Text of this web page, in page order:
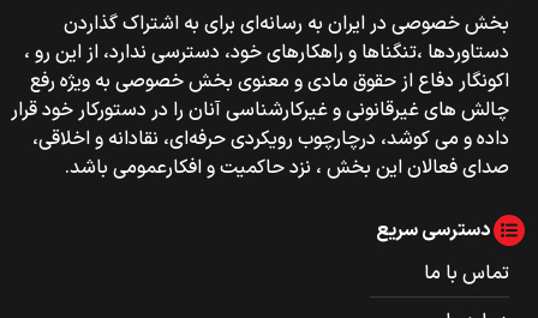
بخش خصوصی‌‌ در ایران به رسانه‌ای برای به اشتراک گذاردن
دستاوردها ،تنگناها و راهکارهای خود، دسترسی ندارد، از این رو ،
اکونگار دفاع از حقوق مادی و معنوی بخش خصوصی به ویژه رفع
چالش های غیرقانونی و غیرکارشناسی آنان را در دستورکار خود قرار
داده و می کوشد، درچارچوب رویکردی حرفه‌ای، نقادانه و اخلاقی،
صدای فعالان این بخش ، نزد حاکمیت و افکارعمومی باشد.
دسترسی سریع
تماس با ما